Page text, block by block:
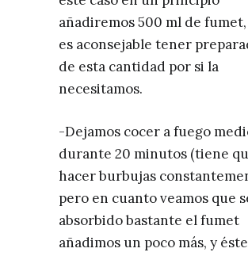
añadiremos 500 ml de
es aconsejable tener
de esta cantidad por si la
necesitamos.
-Dejamos cocer a fuego
durante 20 minutos (tiene
hacer burbujas
pero en cuanto veamos que
absorbido bastante el fumet
añadimos un poco más, y